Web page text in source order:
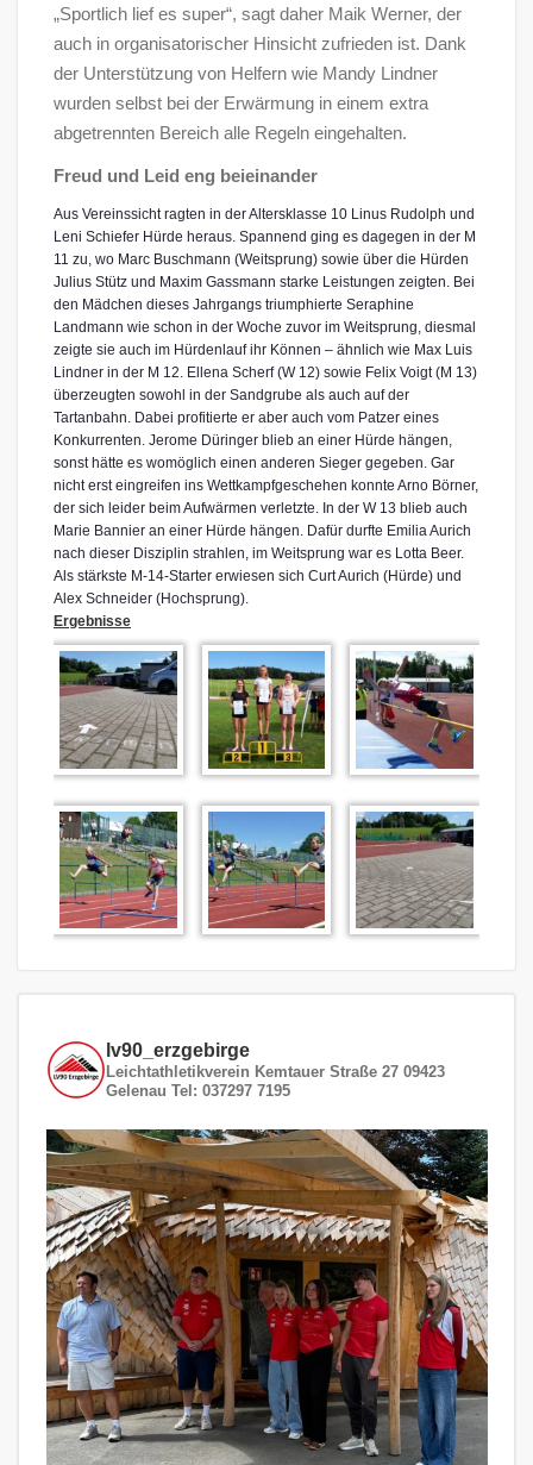
„Sportlich lief es super“, sagt daher Maik Werner, der
auch in organisatorischer Hinsicht zufrieden ist. Dank
der Unterstützung von Helfern wie Mandy Lindner
wurden selbst bei der Erwärmung in einem extra
abgetrennten Bereich alle Regeln eingehalten.
Freud und Leid eng beieinander
Aus Vereinssicht ragten in der Altersklasse 10 Linus Rudolph und
Leni Schiefer Hürde heraus. Spannend ging es dagegen in der M
11 zu, wo Marc Buschmann (Weitsprung) sowie über die Hürden
Julius Stütz und Maxim Gassmann starke Leistungen zeigten. Bei
den Mädchen dieses Jahrgangs triumphierte Seraphine
Landmann wie schon in der Woche zuvor im Weitsprung, diesmal
zeigte sie auch im Hürdenlauf ihr Können – ähnlich wie Max Luis
Lindner in der M 12. Ellena Scherf (W 12) sowie Felix Voigt (M 13)
überzeugten sowohl in der Sandgrube als auch auf der
Tartanbahn. Dabei profitierte er aber auch vom Patzer eines
Konkurrenten. Jerome Düringer blieb an einer Hürde hängen,
sonst hätte es womöglich einen anderen Sieger gegeben. Gar
nicht erst eingreifen ins Wettkampfgeschehen konnte Arno Börner,
der sich leider beim Aufwärmen verletzte. In der W 13 blieb auch
Marie Bannier an einer Hürde hängen. Dafür durfte Emilia Aurich
nach dieser Disziplin strahlen, im Weitsprung war es Lotta Beer.
Als stärkste M-14-Starter erwiesen sich Curt Aurich (Hürde) und
Alex Schneider (Hochsprung).
Ergebnisse
lv90_erzgebirge
Leichtathletikverein Kemtauer Straße 27 09423
Gelenau Tel: 037297 7195